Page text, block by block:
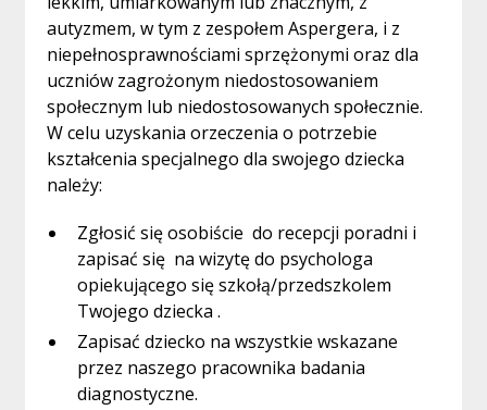
autyzmem, w tym z zespołem Aspergera, i z
niepełnosprawnościami sprzężonymi oraz dla
uczniów zagrożonym niedostosowaniem
społecznym lub niedostosowanych społecznie.
W celu uzyskania orzeczenia o potrzebie
kształcenia specjalnego dla swojego dziecka
należy:
Zgłosić się osobiście do recepcji poradni i
zapisać się na wizytę do psychologa
opiekującego się szkołą/przedszkolem
Twojego dziecka .
Zapisać dziecko na wszystkie wskazane
przez naszego pracownika badania
diagnostyczne.